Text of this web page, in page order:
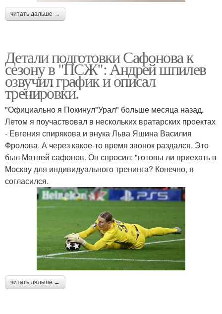
читать дальше →
Детали подготовки Сафонова к
сезону в "ПСЖ": Андрей шпилев
озвучил график и описал
тренировки.
"Официально я Покинул"Урал" больше месяца назад.
Летом я поучаствовал в нескольких вратарских проектах
- Евгения спирякова и внука Льва Яшина Василия
Фролова. А через какое-то время звонок раздался. Это
был Матвей сафонов. Он спросил: "готовы ли приехать в
Москву для индивидуального тренинга? Конечно, я
согласился.
читать дальше →